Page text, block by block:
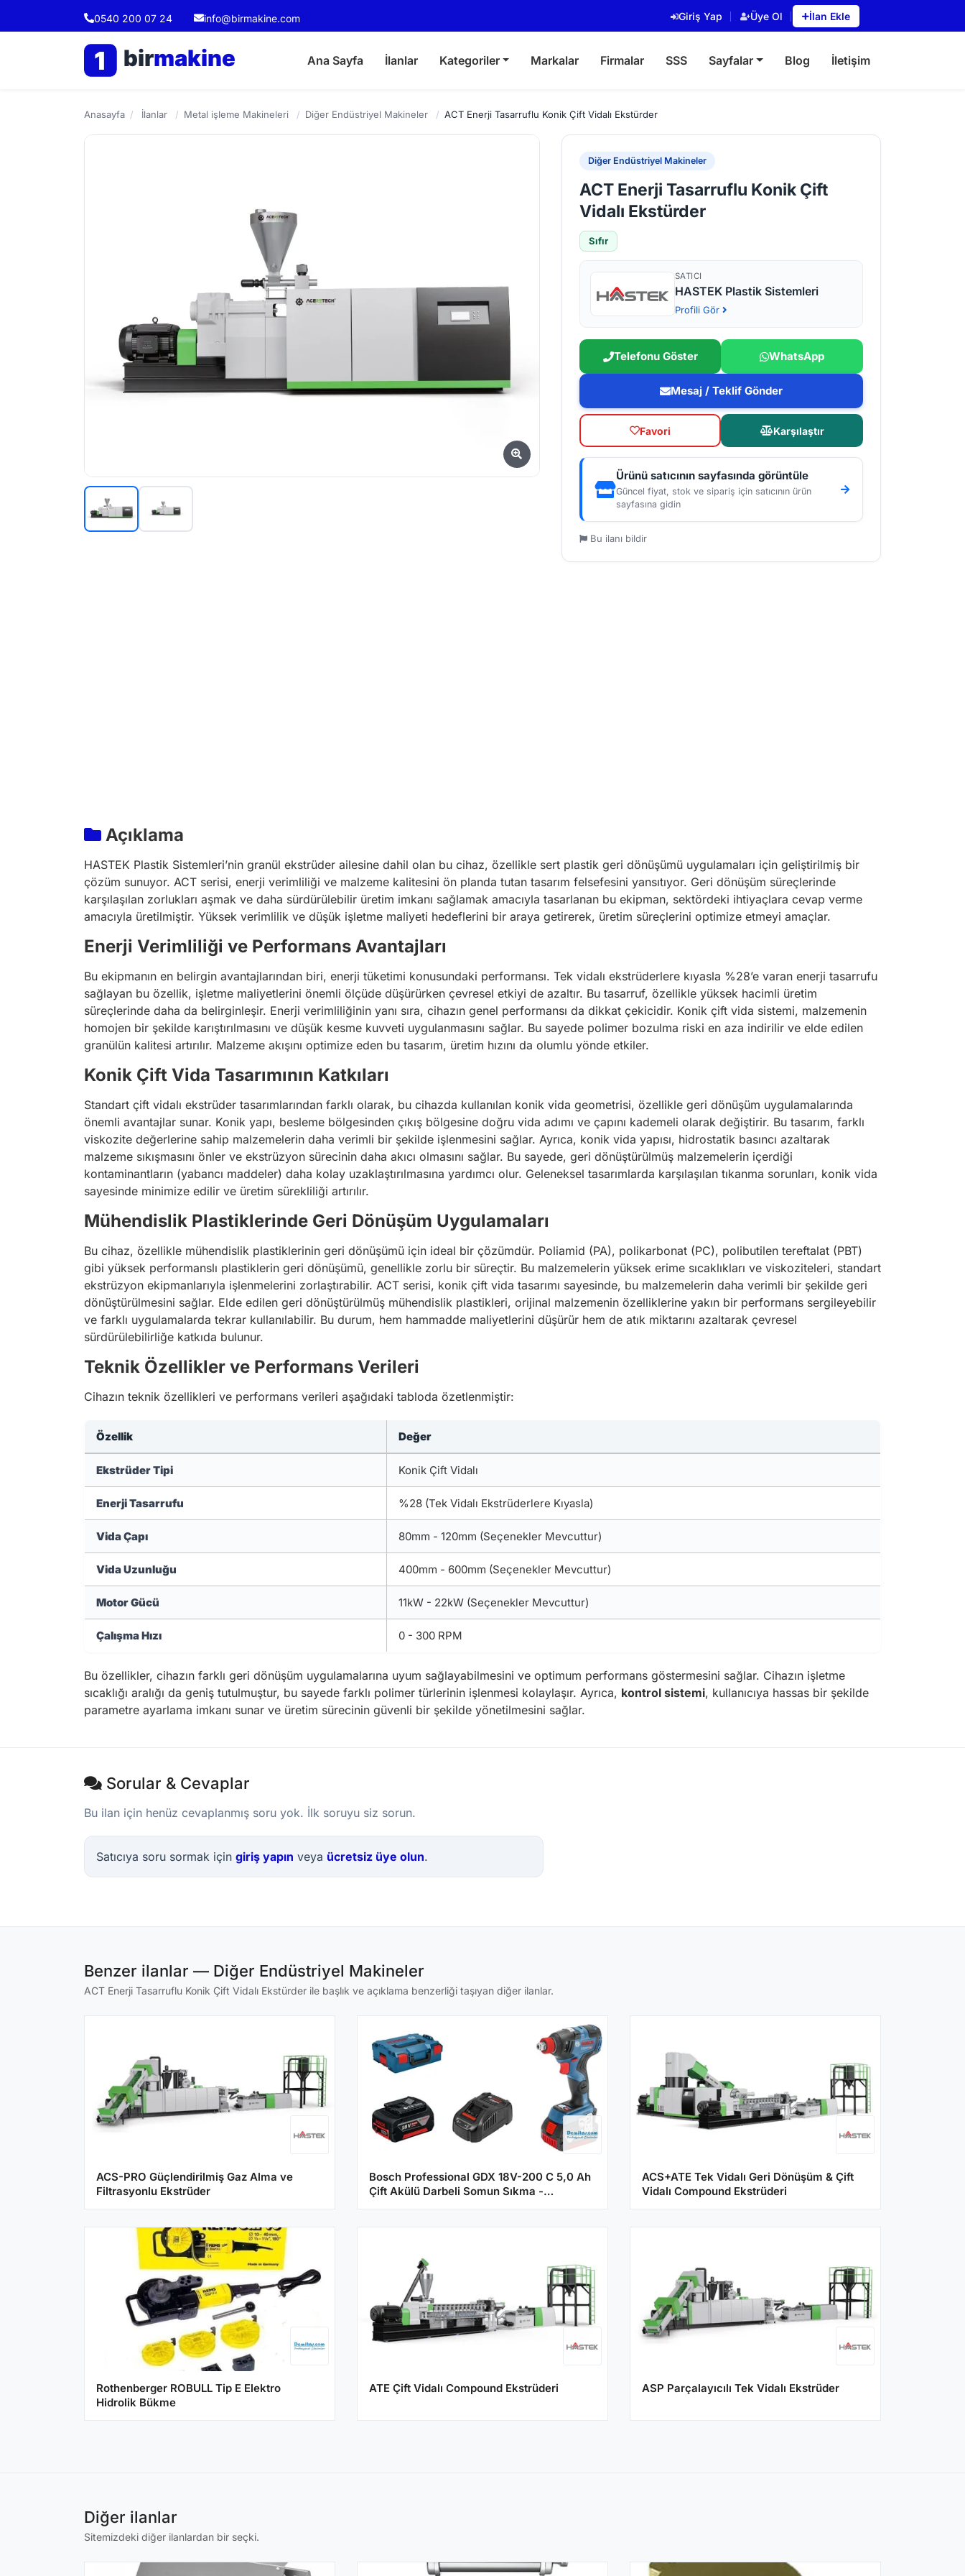
0540 200 07 24 info@birmakine.com Giriş Yap Üye Ol İlan Ekle
1 birmakine Ana Sayfa İlanlar Kategoriler Markalar Firmalar SSS Sayfalar Blog İletişim
Anasayfa / İlanlar / Metal işleme Makineleri / Diğer Endüstriyel Makineler / ACT Enerji Tasarruflu Konik Çift Vidalı Ekstürder
Diğer Endüstriyel Makineler
ACT Enerji Tasarruflu Konik Çift
Vidalı Ekstürder
Sıfır
SATICI
HASTEK Plastik Sistemleri
Profili Gör
Telefonu Göster WhatsApp
Mesaj / Teklif Gönder
Favori Karşılaştır
Ürünü satıcının sayfasında görüntüle
Güncel fiyat, stok ve sipariş için satıcının ürün
sayfasına gidin
Bu ilanı bildir
Açıklama
HASTEK Plastik Sistemleri’nin granül ekstrüder ailesine dahil olan bu cihaz, özellikle sert plastik geri dönüşümü uygulamaları için geliştirilmiş bir
çözüm sunuyor. ACT serisi, enerji verimliliği ve malzeme kalitesini ön planda tutan tasarım felsefesini yansıtıyor. Geri dönüşüm süreçlerinde
karşılaşılan zorlukları aşmak ve daha sürdürülebilir üretim imkanı sağlamak amacıyla tasarlanan bu ekipman, sektördeki ihtiyaçlara cevap verme
amacıyla üretilmiştir. Yüksek verimlilik ve düşük işletme maliyeti hedeflerini bir araya getirerek, üretim süreçlerini optimize etmeyi amaçlar.
Enerji Verimliliği ve Performans Avantajları
Bu ekipmanın en belirgin avantajlarından biri, enerji tüketimi konusundaki performansı. Tek vidalı ekstrüderlere kıyasla %28’e varan enerji tasarrufu
sağlayan bu özellik, işletme maliyetlerini önemli ölçüde düşürürken çevresel etkiyi de azaltır. Bu tasarruf, özellikle yüksek hacimli üretim
süreçlerinde daha da belirginleşir. Enerji verimliliğinin yanı sıra, cihazın genel performansı da dikkat çekicidir. Konik çift vida sistemi, malzemenin
homojen bir şekilde karıştırılmasını ve düşük kesme kuvveti uygulanmasını sağlar. Bu sayede polimer bozulma riski en aza indirilir ve elde edilen
granülün kalitesi artırılır. Malzeme akışını optimize eden bu tasarım, üretim hızını da olumlu yönde etkiler.
Konik Çift Vida Tasarımının Katkıları
Standart çift vidalı ekstrüder tasarımlarından farklı olarak, bu cihazda kullanılan konik vida geometrisi, özellikle geri dönüşüm uygulamalarında
önemli avantajlar sunar. Konik yapı, besleme bölgesinden çıkış bölgesine doğru vida adımı ve çapını kademeli olarak değiştirir. Bu tasarım, farklı
viskozite değerlerine sahip malzemelerin daha verimli bir şekilde işlenmesini sağlar. Ayrıca, konik vida yapısı, hidrostatik basıncı azaltarak
malzeme sıkışmasını önler ve ekstrüzyon sürecinin daha akıcı olmasını sağlar. Bu sayede, geri dönüştürülmüş malzemelerin içerdiği
kontaminantların (yabancı maddeler) daha kolay uzaklaştırılmasına yardımcı olur. Geleneksel tasarımlarda karşılaşılan tıkanma sorunları, konik vida
sayesinde minimize edilir ve üretim sürekliliği artırılır.
Mühendislik Plastiklerinde Geri Dönüşüm Uygulamaları
Bu cihaz, özellikle mühendislik plastiklerinin geri dönüşümü için ideal bir çözümdür. Poliamid (PA), polikarbonat (PC), polibutilen tereftalat (PBT)
gibi yüksek performanslı plastiklerin geri dönüşümü, genellikle zorlu bir süreçtir. Bu malzemelerin yüksek erime sıcaklıkları ve viskoziteleri, standart
ekstrüzyon ekipmanlarıyla işlenmelerini zorlaştırabilir. ACT serisi, konik çift vida tasarımı sayesinde, bu malzemelerin daha verimli bir şekilde geri
dönüştürülmesini sağlar. Elde edilen geri dönüştürülmüş mühendislik plastikleri, orijinal malzemenin özelliklerine yakın bir performans sergileyebilir
ve farklı uygulamalarda tekrar kullanılabilir. Bu durum, hem hammadde maliyetlerini düşürür hem de atık miktarını azaltarak çevresel
sürdürülebilirliğe katkıda bulunur.
Teknik Özellikler ve Performans Verileri
Cihazın teknik özellikleri ve performans verileri aşağıdaki tabloda özetlenmiştir:
Özellik Değer
Ekstrüder Tipi Konik Çift Vidalı
Enerji Tasarrufu %28 (Tek Vidalı Ekstrüderlere Kıyasla)
Vida Çapı 80mm - 120mm (Seçenekler Mevcuttur)
Vida Uzunluğu 400mm - 600mm (Seçenekler Mevcuttur)
Motor Gücü 11kW - 22kW (Seçenekler Mevcuttur)
Çalışma Hızı 0 - 300 RPM
Bu özellikler, cihazın farklı geri dönüşüm uygulamalarına uyum sağlayabilmesini ve optimum performans göstermesini sağlar. Cihazın işletme
sıcaklığı aralığı da geniş tutulmuştur, bu sayede farklı polimer türlerinin işlenmesi kolaylaşır. Ayrıca, kontrol sistemi, kullanıcıya hassas bir şekilde
parametre ayarlama imkanı sunar ve üretim sürecinin güvenli bir şekilde yönetilmesini sağlar.
Sorular & Cevaplar
Bu ilan için henüz cevaplanmış soru yok. İlk soruyu siz sorun.
Satıcıya soru sormak için giriş yapın veya ücretsiz üye olun.
Benzer ilanlar — Diğer Endüstriyel Makineler
ACT Enerji Tasarruflu Konik Çift Vidalı Ekstürder ile başlık ve açıklama benzerliği taşıyan diğer ilanlar.
ACS-PRO Güçlendirilmiş Gaz Alma ve
Filtrasyonlu Ekstrüder
Bosch Professional GDX 18V-200 C 5,0 Ah
Çift Akülü Darbeli Somun Sıkma -
ACS+ATE Tek Vidalı Geri Dönüşüm & Çift
Vidalı Compound Ekstrüderi
Rothenberger ROBULL Tip E Elektro
Hidrolik Bükme
ATE Çift Vidalı Compound Ekstrüderi ASP Parçalayıcılı Tek Vidalı Ekstrüder
Diğer ilanlar
Sitemizdeki diğer ilanlardan bir seçki.